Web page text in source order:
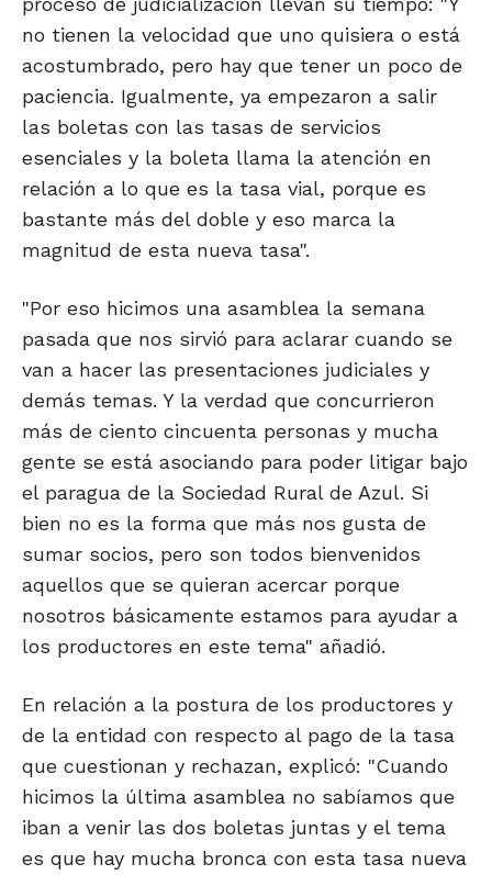
no tienen la velocidad que uno quisiera o está
acostumbrado, pero hay que tener un poco de
paciencia. Igualmente, ya empezaron a salir
las boletas con las tasas de servicios
esenciales y la boleta llama la atención en
relación a lo que es la tasa vial, porque es
bastante más del doble y eso marca la
magnitud de esta nueva tasa".
"Por eso hicimos una asamblea la semana
pasada que nos sirvió para aclarar cuando se
van a hacer las presentaciones judiciales y
demás temas. Y la verdad que concurrieron
más de ciento cincuenta personas y mucha
gente se está asociando para poder litigar bajo
el paragua de la Sociedad Rural de Azul. Si
bien no es la forma que más nos gusta de
sumar socios, pero son todos bienvenidos
aquellos que se quieran acercar porque
nosotros básicamente estamos para ayudar a
los productores en este tema" añadió.
En relación a la postura de los productores y
de la entidad con respecto al pago de la tasa
que cuestionan y rechazan, explicó: "Cuando
hicimos la última asamblea no sabíamos que
iban a venir las dos boletas juntas y el tema
es que hay mucha bronca con esta tasa nueva